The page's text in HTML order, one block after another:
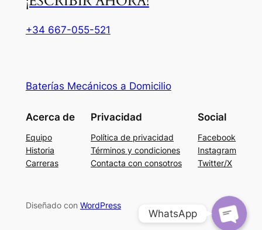
+34 667-055-521
Baterías Mecánicos a Domicilio
Acerca de
Equipo
Historia
Carreras
Privacidad
Política de privacidad
Términos y condiciones
Contacta con consotros
Social
Facebook
Instagram
Twitter/X
Diseñado con WordPress
WhatsApp
Teléfono
WhatsApp